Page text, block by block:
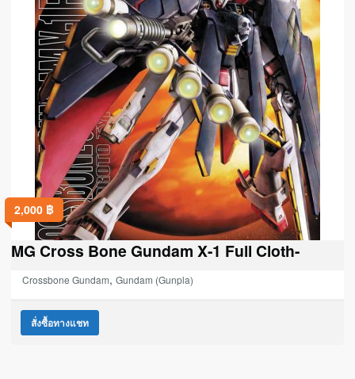
2,000 ฿
MG Cross Bone Gundam X-1 Full Cloth-
Crossbone Gundam, Gundam (Gunpla)
สั่งซื้อทางแชท